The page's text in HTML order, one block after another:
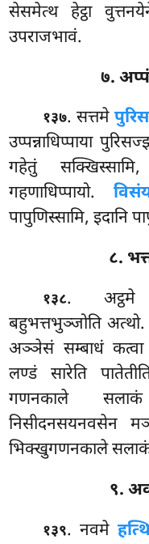
सेसमेत्थ हेट्ठा
उपराजभावं.
७.
१३७. सत्तमे
उप्पन्नाधिप्पाया
गहेतुं
गहणाधिप्पायो.
पापुणिस्सामि, इदानि
८.
१३८.
बहुभत्तभुञ्जोति अत्थो.
अञ्ञेसं सम्बाधं
लण्डं सारेति
गणनकाले
निसीदनसयनवसेन
भिक्खुगणनकाले सलाकं
९.
१३९. नवमे